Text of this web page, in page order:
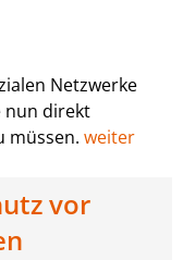
Netzwerke
nun direkt
müssen. weiter
vor